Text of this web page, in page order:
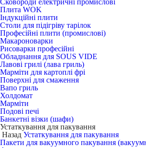
Плита WOK
Індукційні плити
Столи для підігріву тарілок
Професійні плити (промислові)
Макароноварки
Рисоварки професійні
Обладнання для SOUS VIDE
Лавові грилі (лава гриль)
Марміти для картоплі фрі
Поверхні для смаження
Вапо гриль
Холдомат
Марміти
Подові печі
Банкетні візки (шафи)
Устаткування для пакування
Назад Устаткування для пакування
Пакети для вакуумного пакування